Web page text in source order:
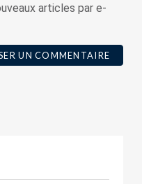
articles par e-